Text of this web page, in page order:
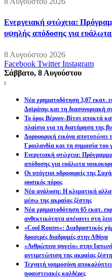
Ενεργειακή φτώχεια:
υψηλής απόδοσης για
8 Αυγούστου 2026
Facebook Twitter Instagram
Σάββατο, 8 Αυγούστου
:
Νέα χρηματοδότηση 3,07 εκατ.
Δοϊράνης και τη διασυνοριακή
Το όρος Βέρνον–Βίτσι αποκτά
πλαίσιο για τη διατήρηση της
Δορυφορική εικόνα αποτυπώνει
Γροιλανδία και τη σημασία του
Ενεργειακή φτώχεια:
απόδοσης για ευάλωτα
Οι υπόγειοι υδροφορείς της
φυσικός πόρος
Νέα ανάλυση: Η κλιματική
μέσω της ακραίας ζέστης
Νέα χρηματοδότηση 65 εκατ.
ανθεκτικότητα απέναντι στη
«Cool Routes»: Διαδραστικός
δροσερές διαδρομές στην Αθήνα
«Ανθρώπινο ψυγείο» στην
αντιμετώπιση της ακραίας
Τεχνητή νοημοσύνη
ηφαιστειακές καλδέρες